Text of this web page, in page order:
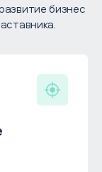
бизнес